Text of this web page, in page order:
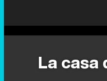
La casa